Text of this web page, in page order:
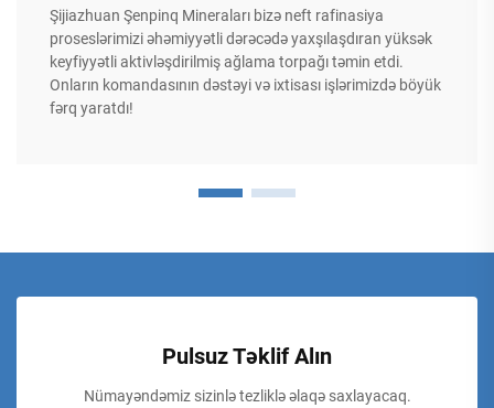
Şijiazhuan Şenpinq Mineraları bizə neft rafinasiya
proseslərimizi əhəmiyyətli dərəcədə yaxşılaşdıran yüksək
keyfiyyətli aktivləşdirilmiş ağlama torpağı təmin etdi.
Onların komandasının dəstəyi və ixtisası işlərimizdə böyük
fərq yaratdı!
Pulsuz Təklif Alın
Nümayəndəmiz sizinlə tezliklə əlaqə saxlayacaq.